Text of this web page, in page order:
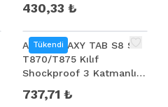
430,33 ₺
Tükendi
ALLY GALAXY TAB S8 S7
T870/T875 Kılıf
Shockproof 3 Katmanlı
Yerli
737,71 ₺